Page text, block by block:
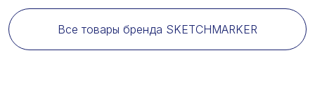
Все товары бренда SKETCHMARKER